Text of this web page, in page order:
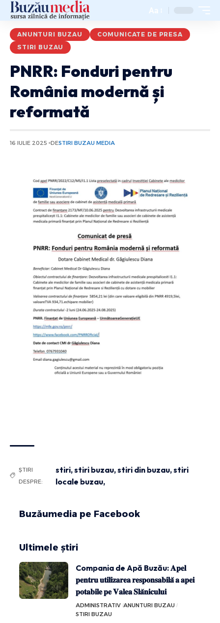
Aa
ANUNTURI BUZAU
COMUNICATE DE PRESA
STIRI BUZAU
PNRR: Fonduri pentru
România modernă și
reformată
16 IULIE 2025 DESTIRI BUZAU MEDIA
ȘTIRI
DESPRE:
stiri,stiri buzau,stiri din buzau,stiri
locale buzau,
Buzăumedia pe Facebook
Ultimele știri
Compania de Apă Buzău: 𝐀𝐩𝐞𝐥
𝐩𝐞𝐧𝐭𝐫𝐮 𝐮𝐭𝐢𝐥𝐢𝐳𝐚𝐫𝐞𝐚 𝐫𝐞𝐬𝐩𝐨𝐧𝐬𝐚𝐛𝐢𝐥𝐚̆ 𝐚 𝐚𝐩𝐞𝐢
𝐩𝐨𝐭𝐚𝐛𝐢𝐥𝐞 𝐩𝐞 𝐕𝐚𝐥𝐞𝐚 𝐒𝐥𝐚̆𝐧𝐢𝐜𝐮𝐥𝐮𝐢
ADMINISTRATIV ANUNTURI BUZAU
STIRI BUZAU